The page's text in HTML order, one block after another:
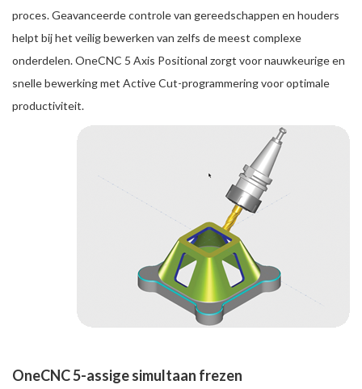
proces. Geavanceerde controle van gereedschappen en houders
helpt bij het veilig bewerken van zelfs de meest complexe
onderdelen. OneCNC 5 Axis Positional zorgt voor nauwkeurige en
snelle bewerking met Active Cut-programmering voor optimale
productiviteit.
OneCNC 5-assige simultaan frezen